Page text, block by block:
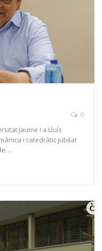
0
Jaume I a Lluís
i catedràtic jubilat